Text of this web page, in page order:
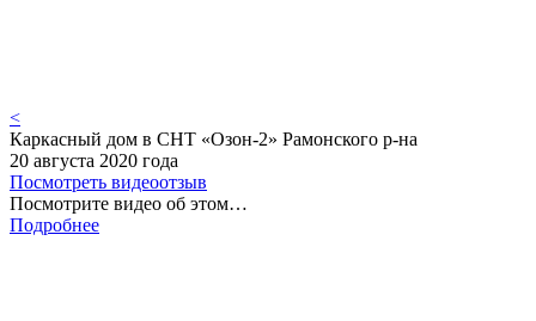
<
Каркасный дом в СНТ «Озон-2» Рамонского р-на
20 августа 2020 года
Посмотреть видеоотзыв
Посмотрите видео об этом…
Подробнее